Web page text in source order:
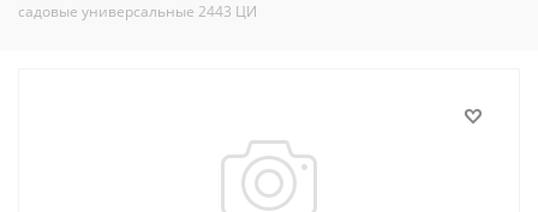
садовые универсальные 2443 ЦИ